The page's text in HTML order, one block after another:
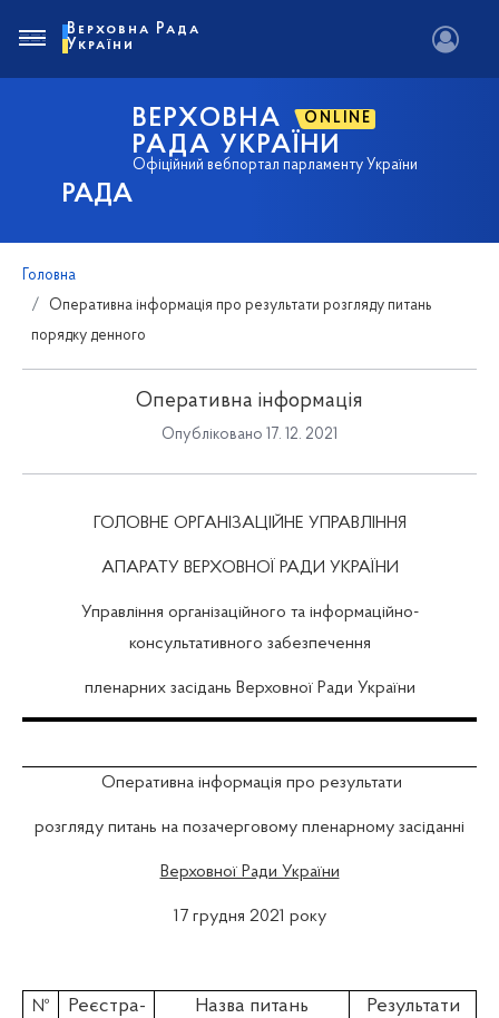
РАДА
ВЕРХОВНА ONLINE
РАДА УКРАЇНИ
Офіційний вебпортал парламенту України
Верховна Рада
України
Головна
Оперативна інформація про результати розгляду питань
порядку денного
Оперативна інформація
Опубліковано 17. 12. 2021
ГОЛОВНЕ ОРГАНІЗАЦІЙНЕ УПРАВЛІННЯ
АПАРАТУ ВЕРХОВНОЇ РАДИ УКРАЇНИ
Управління організаційного та інформаційно-
консультативного забезпечення
пленарних засідань Верховної Ради України
Оперативна інформація про результати
розгляду питань на позачерговому пленарному засіданні
Верховної Ради України
17 грудня 2021 року
№ Реєстра-
Назва питань
Результати